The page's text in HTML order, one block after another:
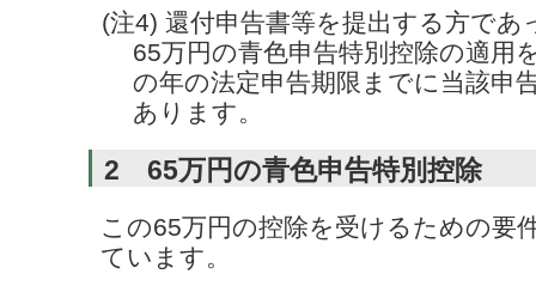
(注4) 還付申告書等を提出する方であ
65万円の青色申告特別控除の適用
の年の法定申告期限までに当該申
あります。
2 65万円の青色申告特別控除
この65万円の控除を受けるための要
ています。